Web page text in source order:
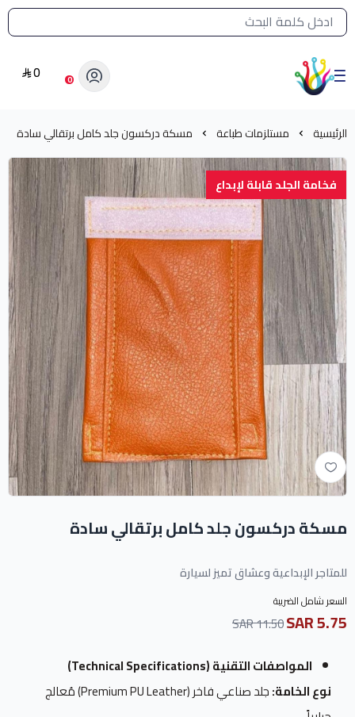
القائمة الرئيسية لمتجر الشرق النادر
الشرق النادر بيع مستلزمات طباعة حرارية 0
0
الرئيسية مستلزمات طباعة مسكة دركسون جلد كامل برتقالي سادة
فخامة الجلد قابلة لإبداع
مسكة دركسون جلد كامل برتقالي سادة
للمتاجر الإبداعية وعشاق تميز لسيارة
السعر شامل الضريبة
5.75 SAR
11.50 SAR
المواصفات التقنية (Technical Specifications)
نوع الخامة:
جلد صناعي فاخر (Premium PU Leather) مُعالج